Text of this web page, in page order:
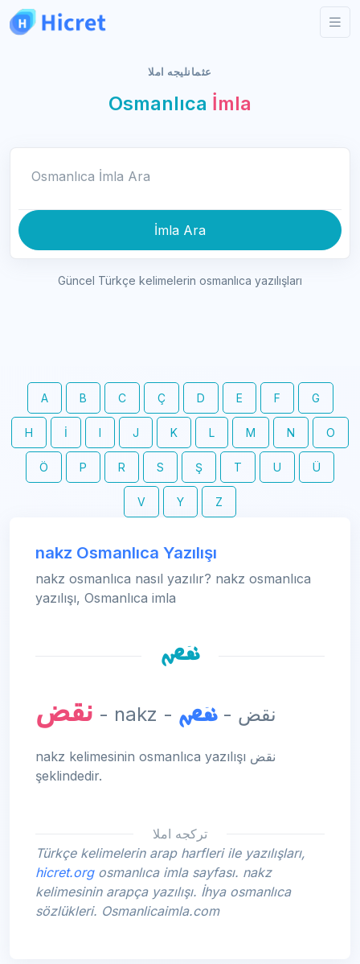
عثمانليجه املا
Osmanlıca İmla
İmla Ara
Güncel Türkçe kelimelerin osmanlıca yazılışları
A B C Ç D E F G
H İ I J K L M N O
Ö P R S Ş T U Ü
V Y Z
nakz Osmanlıca Yazılışı
nakz osmanlıca nasıl yazılır? nakz osmanlıca
yazılışı, Osmanlıca imla
نقض
نقض - nakz - نقض -نقض
nakz kelimesinin osmanlıca yazılışı نقض
şeklindedir.
تركجه املا
Türkçe kelimelerin arap harfleri ile yazılışları,
hicret.orgosmanlıca imla sayfası. nakz
kelimesinin arapça yazılışı. İhya osmanlıca
sözlükleri. Osmanlicaimla.com